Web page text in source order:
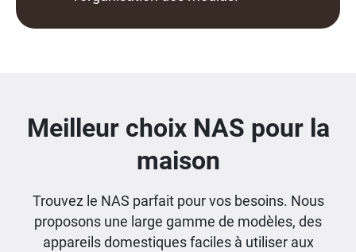
Meilleur choix NAS pour la
maison
Trouvez le NAS parfait pour vos besoins. Nous
proposons une large gamme de modèles, des
appareils domestiques faciles à utiliser aux